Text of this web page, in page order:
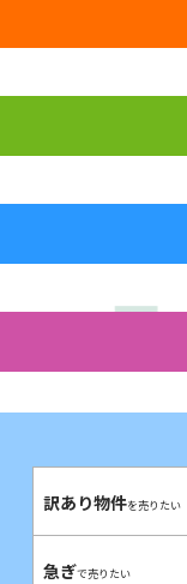
訳あり物件を売りたい
急ぎで売りたい